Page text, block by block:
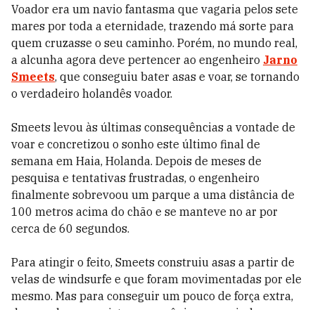
Voador era um navio fantasma que vagaria pelos sete
mares por toda a eternidade, trazendo má sorte para
quem cruzasse o seu caminho. Porém, no mundo real,
a alcunha agora deve pertencer ao engenheiro Jarno
Smeets, que conseguiu bater asas e voar, se tornando
o verdadeiro holandês voador.
Smeets levou às últimas consequências a vontade de
voar e concretizou o sonho este último final de
semana em Haia, Holanda. Depois de meses de
pesquisa e tentativas frustradas, o engenheiro
finalmente sobrevoou um parque a uma distância de
100 metros acima do chão e se manteve no ar por
cerca de 60 segundos.
Para atingir o feito, Smeets construiu asas a partir de
velas de windsurfe e que foram movimentadas por ele
mesmo. Mas para conseguir um pouco de força extra,